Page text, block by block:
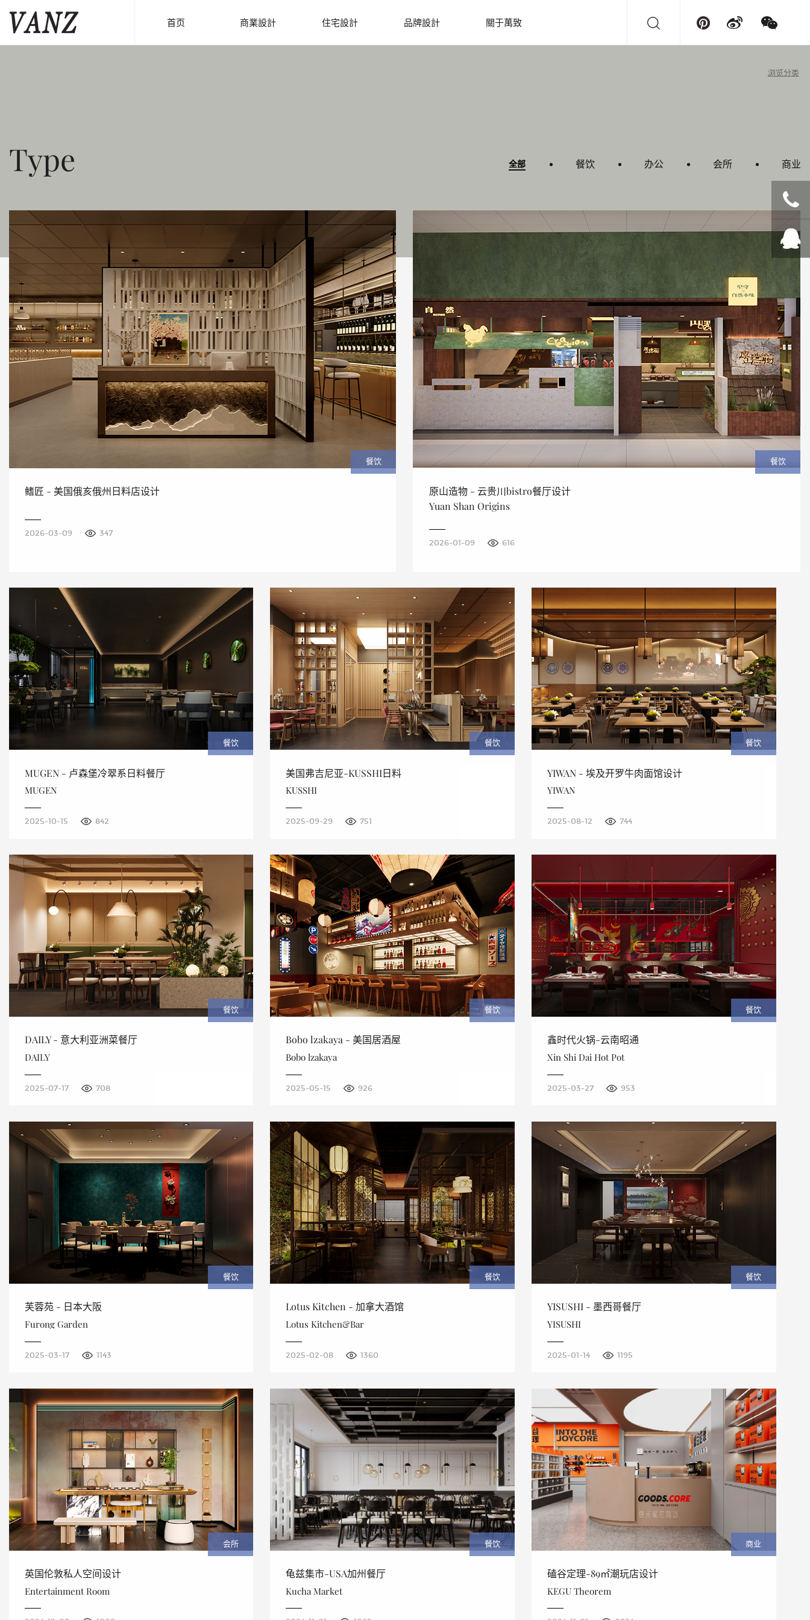
首页 商業設計 住宅設計 品牌設計 關于萬致
浏览分类
Type 全部 餐饮 办公 会所 商业
餐饮
鳍匠 - 美国俄亥俄州日料店设计
2026-03-09 347
餐饮
原山造物 - 云贵川bistro餐厅设计
Yuan Shan Origins
2026-01-09 616
餐饮
MUGEN - 卢森堡冷翠系日料餐厅
MUGEN
2025-10-15 842
餐饮
美国弗吉尼亚-KUSSHI日料
KUSSHI
2025-09-29 751
餐饮
YIWAN - 埃及开罗牛肉面馆设计
YIWAN
2025-08-12 744
餐饮
DAILY - 意大利亚洲菜餐厅
DAILY
2025-07-17 708
餐饮
Bobo lzakaya - 美国居酒屋
Bobo lzakaya
2025-05-15 926
餐饮
鑫时代火锅-云南昭通
Xin Shi Dai Hot Pot
2025-03-27 953
餐饮
芙蓉苑 - 日本大阪
Furong Garden
2025-03-17 1143
餐饮
Lotus Kitchen - 加拿大酒馆
Lotus Kitchen&Bar
2025-02-08 1360
餐饮
YISUSHI - 墨西哥餐厅
YISUSHI
2025-01-14 1195
会所
英国伦敦私人空间设计
Entertainment Room
餐饮
龟兹集市-USA加州餐厅
Kucha Market
商业
磕谷定理-89㎡潮玩店设计
KEGU Theorem
+86
在线客服